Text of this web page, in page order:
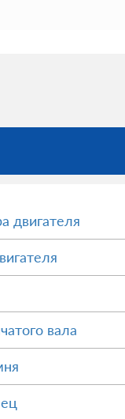
двигателя
вала